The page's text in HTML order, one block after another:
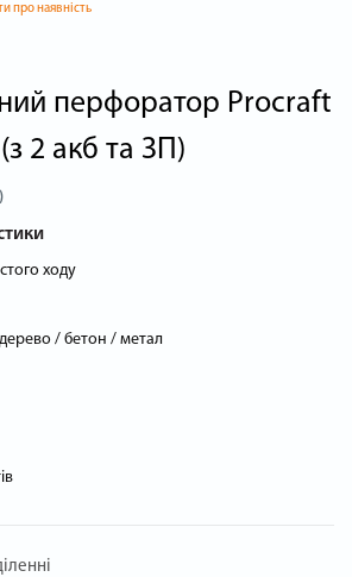
про наявність
перфоратор Procraft
2 акб та ЗП)
ходу
/ бетон / метал